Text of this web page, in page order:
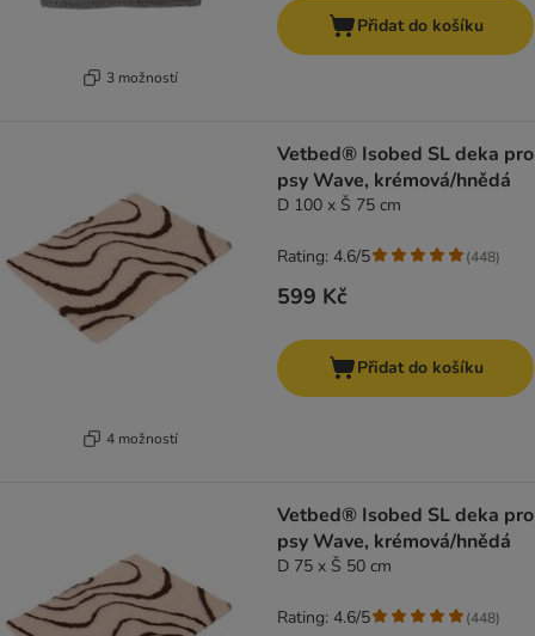
3 možností
Přidat do košíku
4 možností
Vetbed® Isobed SL deka pro
psy Wave, krémová/hnědá
D 100 x Š 75 cm
599 Kč
Rating: 4.6/5 (448)
Přidat do košíku
Vetbed® Isobed SL deka pro
psy Wave, krémová/hnědá
D 75 x Š 50 cm
Rating: 4.6/5 (448)